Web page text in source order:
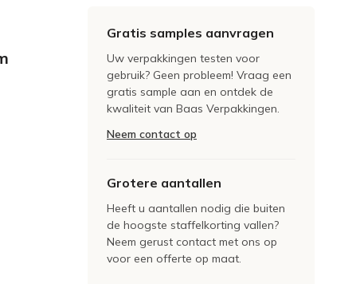
Gratis samples aanvragen
Uw verpakkingen testen voor
gebruik? Geen probleem! Vraag een
gratis sample aan en ontdek de
kwaliteit van Baas Verpakkingen.
Neem contact op
Grotere aantallen
Heeft u aantallen nodig die buiten
de hoogste staffelkorting vallen?
Neem gerust contact met ons op
voor een offerte op maat.